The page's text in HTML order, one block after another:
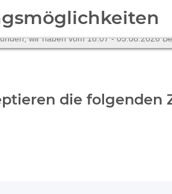
wir haben vom 18.07 - 05.08.2026
die folgenden